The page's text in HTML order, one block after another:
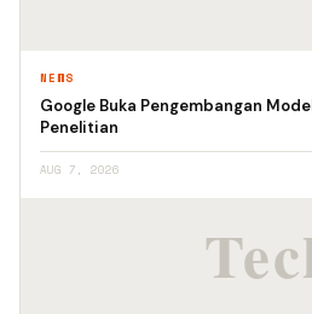
NEWS
Google Buka Pengembangan
Penelitian
AUG 7, 2026